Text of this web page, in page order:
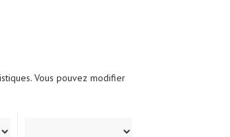
Vous pouvez modifier